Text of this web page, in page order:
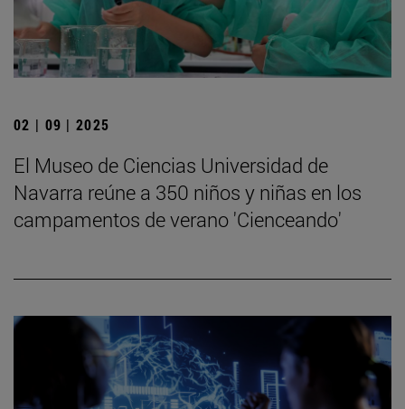
02 | 09 | 2025
El Museo de Ciencias Universidad de
Navarra reúne a 350 niños y niñas en los
campamentos de verano 'Cienceando'